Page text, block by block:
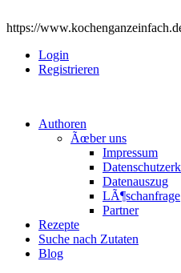
https://
Login
Registrieren
Authoren
Ãœber uns
Impressum
Datenauszug
LÃ¶schanfrage
Partner
Rezepte
Suche nach Zutaten
Blog